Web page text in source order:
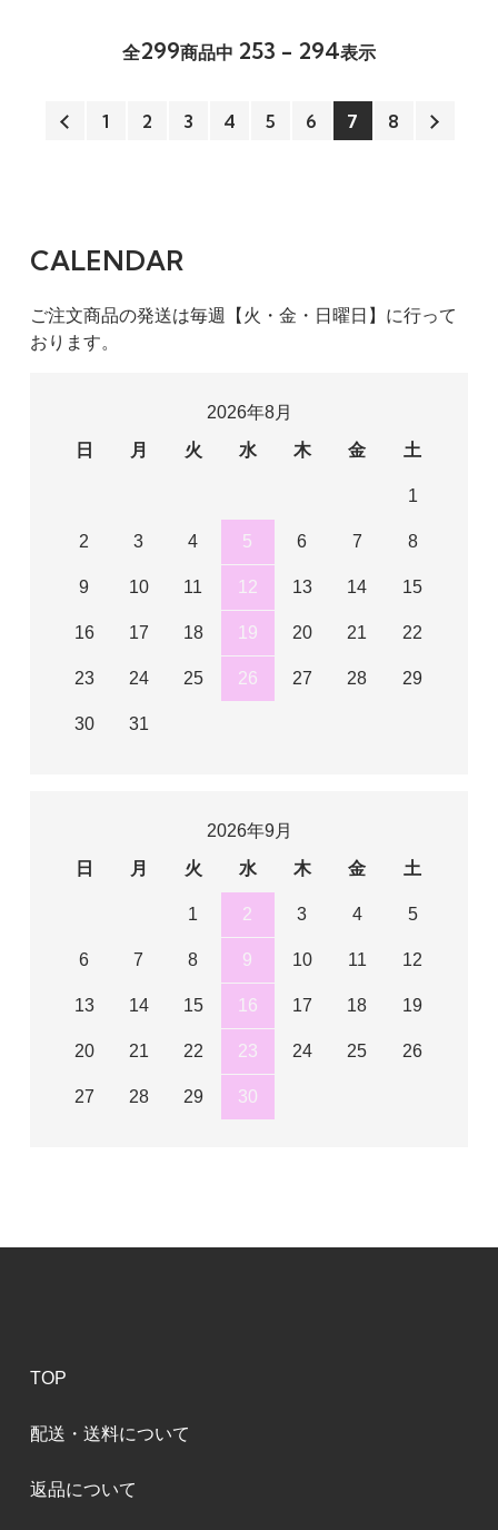
全299商品中 253 - 294表示
1 2 3 4 5 6 7 8
CALENDAR
ご注文商品の発送は毎週【火・金・日曜日】に行って
おります。
2026年8月
日
月 火 水 木 金 土
1
2 3 4 5 6 7 8
9 10 11 12 13 14 15
16 17 18 19 20 21 22
23 24 25 26 27 28 29
30 31
2026年9月
日
月 火 水 木 金 土
1 2 3 4 5
6 7 8 9 10 11 12
13 14 15 16 17 18 19
20 21 22 23 24 25 26
27 28 29 30
TOP
配送・送料について
返品について